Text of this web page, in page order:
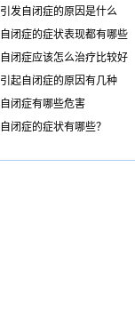
引发自闭症的原因是什么
自闭症的症状表现都有哪些
自闭症应该怎么治疗比较好
引起自闭症的原因有几种
自闭症有哪些危害
自闭症的症状有哪些？